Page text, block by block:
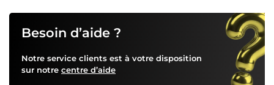
Besoin d’aide ?
Notre service clients est à votre disposition
sur notre centre d’aide